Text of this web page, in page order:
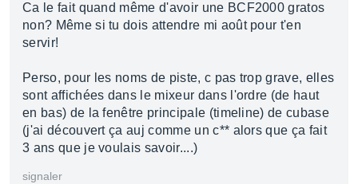
Ca le fait quand même d'avoir une BCF2000 gratos
non? Même si tu dois attendre mi août pour t'en
servir!
Perso, pour les noms de piste, c pas trop grave, elles
sont affichées dans le mixeur dans l'ordre (de haut
en bas) de la fenêtre principale (timeline) de cubase
(j'ai découvert ça auj comme un c** alors que ça fait
3 ans que je voulais savoir....)
signaler